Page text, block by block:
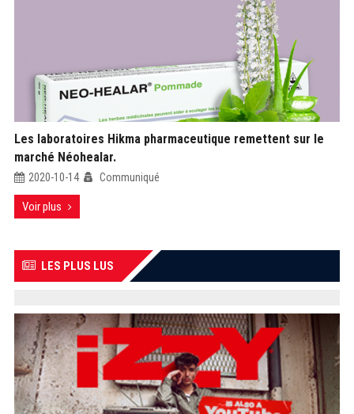
Les laboratoires Hikma pharmaceutique remettent sur le
marché Néohealar.
2020-10-14 Communiqué
Voir plus
LES PLUS LUS